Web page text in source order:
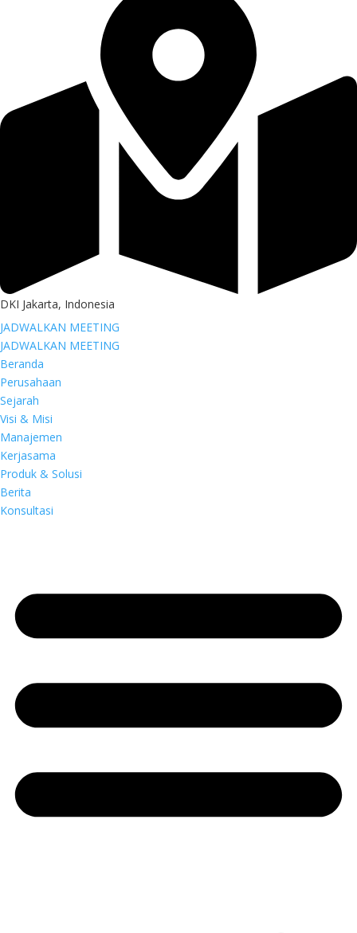
DKI Jakarta, Indonesia
JADWALKAN MEETING
JADWALKAN MEETING
Beranda
Perusahaan
Sejarah
Visi & Misi
Manajemen
Kerjasama
Produk & Solusi
Berita
Konsultasi